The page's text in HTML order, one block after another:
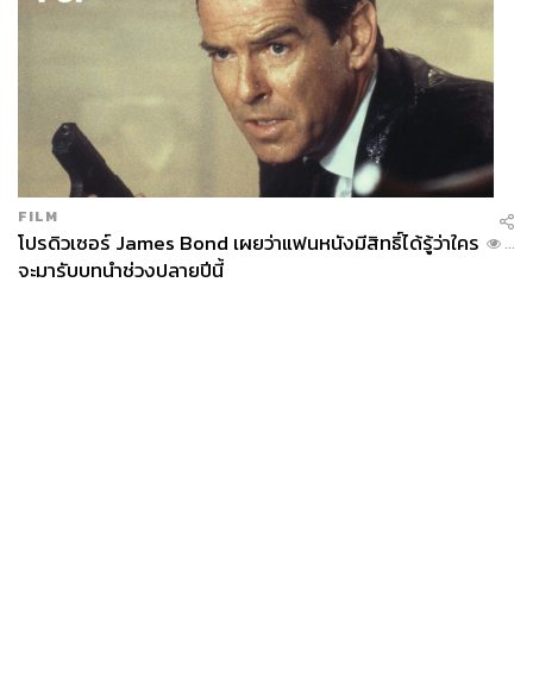
FILM
โปรดิวเซอร์ James Bond เผยว่าแฟนหนังมีสิทธิ์ได้รู้ว่าใคร
จะมารับบทนำช่วงปลายปีนี้
...